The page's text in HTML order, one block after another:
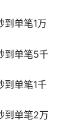
单笔1万
单笔5千
单笔1千
单笔2万